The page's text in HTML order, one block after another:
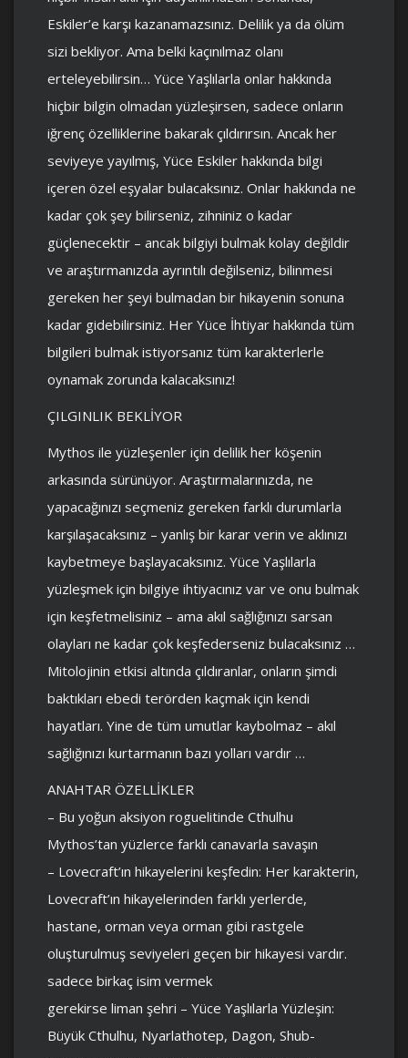
Eskiler’e karşı kazanamazsınız. Delilik ya da ölüm
sizi bekliyor. Ama belki kaçınılmaz olanı
erteleyebilirsin… Yüce Yaşlılarla onlar hakkında
hiçbir bilgin olmadan yüzleşirsen, sadece onların
iğrenç özelliklerine bakarak çıldırırsın. Ancak her
seviyeye yayılmış, Yüce Eskiler hakkında bilgi
içeren özel eşyalar bulacaksınız. Onlar hakkında ne
kadar çok şey bilirseniz, zihniniz o kadar
güçlenecektir – ancak bilgiyi bulmak kolay değildir
ve araştırmanızda ayrıntılı değilseniz, bilinmesi
gereken her şeyi bulmadan bir hikayenin sonuna
kadar gidebilirsiniz. Her Yüce İhtiyar hakkında tüm
bilgileri bulmak istiyorsanız tüm karakterlerle
oynamak zorunda kalacaksınız!
ÇILGINLIK BEKLİYOR
Mythos ile yüzleşenler için delilik her köşenin
arkasında sürünüyor. Araştırmalarınızda, ne
yapacağınızı seçmeniz gereken farklı durumlarla
karşılaşacaksınız – yanlış bir karar verin ve aklınızı
kaybetmeye başlayacaksınız. Yüce Yaşlılarla
yüzleşmek için bilgiye ihtiyacınız var ve onu bulmak
için keşfetmelisiniz – ama akıl sağlığınızı sarsan
olayları ne kadar çok keşfederseniz bulacaksınız …
Mitolojinin etkisi altında çıldıranlar, onların şimdi
baktıkları ebedi terörden kaçmak için kendi
hayatları. Yine de tüm umutlar kaybolmaz – akıl
sağlığınızı kurtarmanın bazı yolları vardır …
ANAHTAR ÖZELLİKLER
– Bu yoğun aksiyon roguelitinde Cthulhu
Mythos’tan yüzlerce farklı canavarla savaşın
– Lovecraft’ın hikayelerini keşfedin: Her karakterin,
Lovecraft’ın hikayelerinden farklı yerlerde,
hastane, orman veya orman gibi rastgele
oluşturulmuş seviyeleri geçen bir hikayesi vardır.
sadece birkaç isim vermek
gerekirse liman şehri – Yüce Yaşlılarla Yüzleşin:
Büyük Cthulhu, Nyarlathotep, Dagon, Shub-